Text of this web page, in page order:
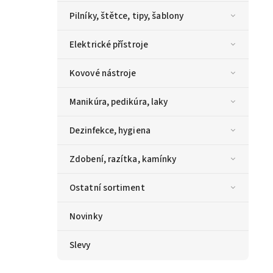
Pilníky, štětce, tipy, šablony
Elektrické přístroje
Kovové nástroje
Manikúra, pedikúra, laky
Dezinfekce, hygiena
Zdobení, razítka, kamínky
Ostatní sortiment
Novinky
Slevy